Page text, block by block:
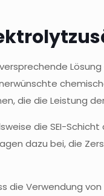
die die Leistung
die SEI-
dazu bei, die
die Verwendung